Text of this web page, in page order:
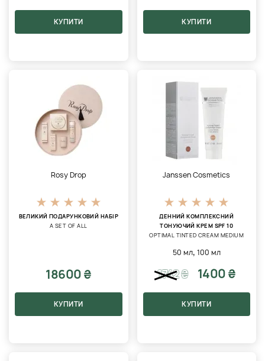
КУПИТИ КУПИТИ
Rosy Drop
ВЕЛИКИЙ ПОДАРУНКОВИЙ НАБІР
A SET OF ALL
18600 ₴
КУПИТИ
Janssen Cosmetics
ДЕННИЙ КОМПЛЕКСНИЙ
ТОНУЮЧИЙ КРЕМ SPF 10
OPTIMAL TINTED CREAM MEDIUM
50 мл, 100 мл
1742₴ 1400 ₴
КУПИТИ